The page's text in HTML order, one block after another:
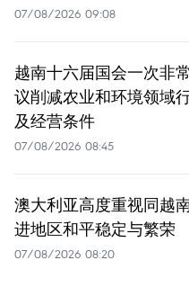
07/08/2026 09:08
越南十六届国会一次非
议削减农业和环境领域
及经营条件
07/08/2026 08:45
澳大利亚高度重视同越
进地区和平稳定与繁荣
07/08/2026 08:20